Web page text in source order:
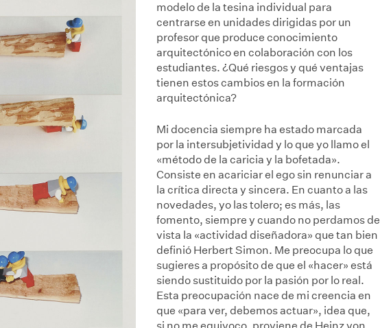
modelo de la tesina individual para
centrarse en unidades dirigidas por un
profesor que produce conocimiento
arquitectónico en colaboración con los
estudiantes. ¿Qué riesgos y qué ventajas
tienen estos cambios en la formación
arquitectónica?
Mi docencia siempre ha estado marcada
por la intersubjetividad y lo que yo llamo el
«método de la caricia y la bofetada».
Consiste en acariciar el ego sin renunciar a
la crítica directa y sincera. En cuanto a las
novedades, yo las tolero; es más, las
fomento, siempre y cuando no perdamos de
vista la «actividad diseñadora» que tan bien
definió Herbert Simon. Me preocupa lo que
sugieres a propósito de que el «hacer» está
siendo sustituido por la pasión por lo real.
Esta preocupación nace de mi creencia en
que «para ver, debemos actuar», idea que,